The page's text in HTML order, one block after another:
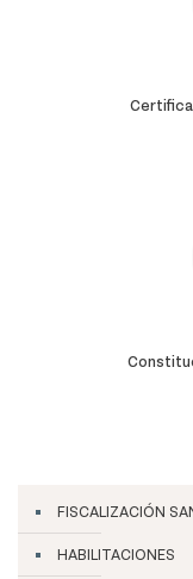
FISCALIZACIÓN
HABILITACIONES